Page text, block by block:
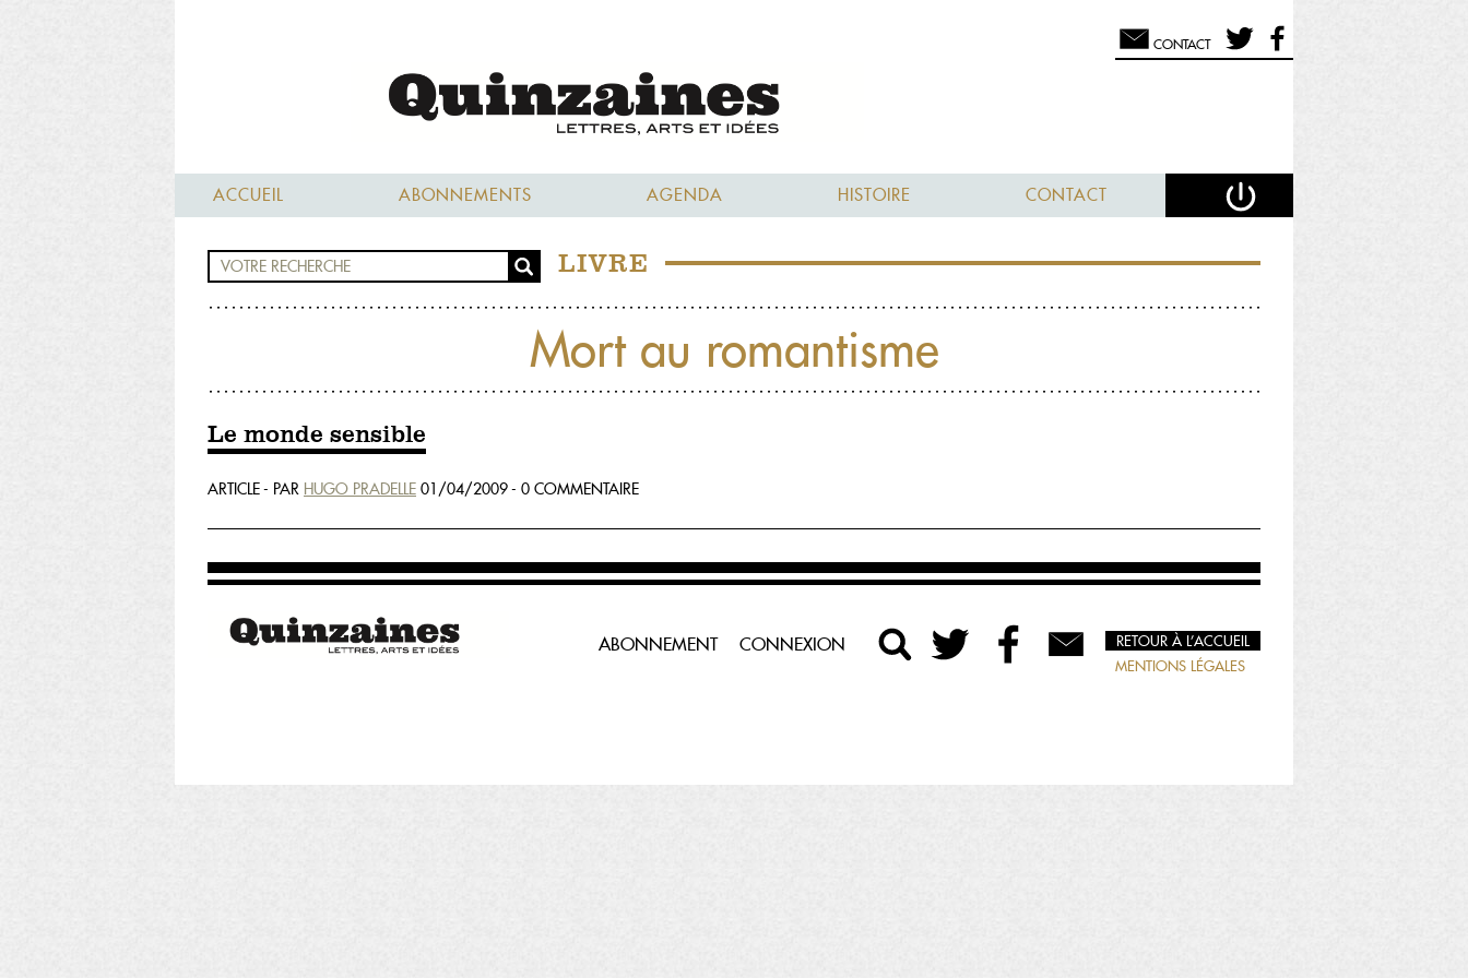
CONTACT
ACCUEIL ABONNEMENTS AGENDA HISTOIRE CONTACT
LIVRE
Mort au romantisme
Le monde sensible
ARTICLE - PAR HUGO PRADELLE 01/04/2009 - 0 COMMENTAIRE
ABONNEMENT CONNEXION
RETOUR À L’ACCUEIL
MENTIONS LÉGALES